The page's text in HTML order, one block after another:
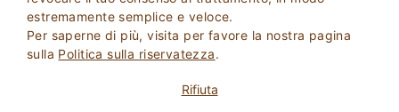
estremamente semplice e veloce.
Per saperne di più, visita per favore la nostra pagina
sulla Politica sulla riservatezza.
Rifiuta
Camere In Agriturismo